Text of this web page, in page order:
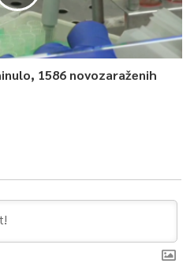
1586 novozaraženih